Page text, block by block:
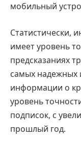
мобильный
Статистически,
имеет уровень
предсказаниях
самых надежных
информации о
уровень
подписок, с
прошлый год.